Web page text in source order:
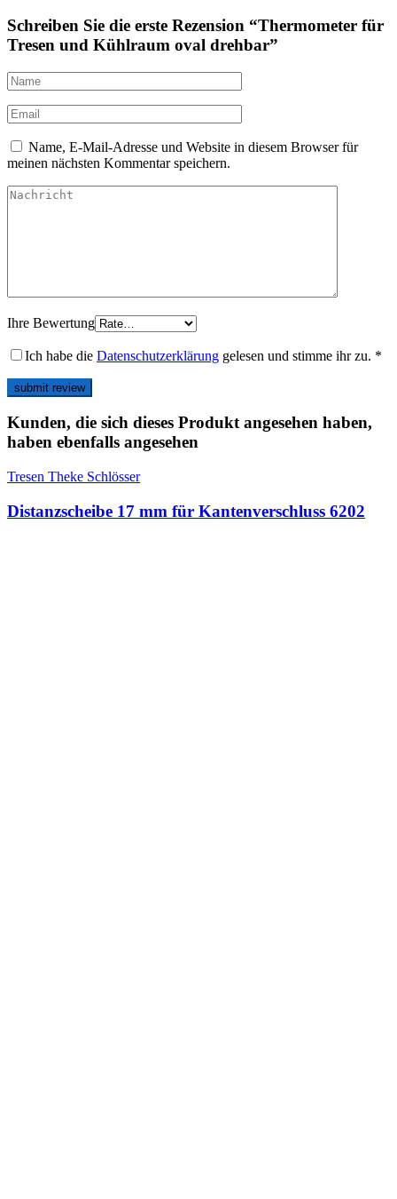
Schreiben Sie die erste Rezension “Thermometer für
Tresen und Kühlraum oval drehbar”
Name, E-Mail-Adresse und Website in diesem Browser für
meinen nächsten Kommentar speichern.
Ihre Bewertung
Ich habe die Datenschutzerklärung gelesen und stimme ihr zu. *
Kunden, die sich dieses Produkt angesehen haben,
haben ebenfalls angesehen
Tresen Theke Schlösser
Distanzscheibe 17 mm für Kantenverschluss 6202